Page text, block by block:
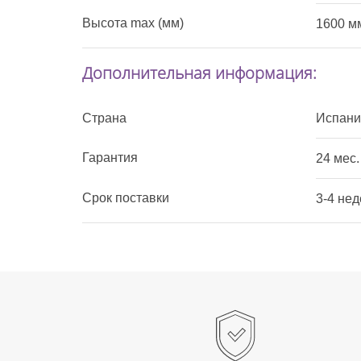
Высота max (мм) 1600
Дополнительная информация:
Страна
Гарантия 24 мес.
Срок поставки 3-4